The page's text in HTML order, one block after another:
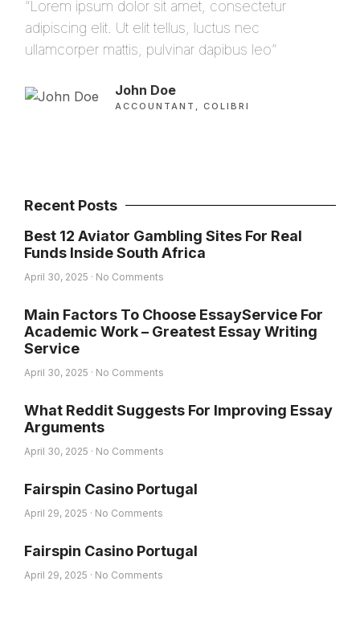
“Lorem ipsum dolor sit amet, consectetur
adipiscing elit. Ut elit tellus, luctus nec
ullamcorper mattis, pulvinar dapibus leo”
John Doe
ACCOUNTANT, COLIBRI
Recent Posts
Best 12 Aviator Gambling Sites For Real
Funds Inside South Africa
April 30, 2025 No Comments
Main Factors To Choose EssayService For
Academic Work – Greatest Essay Writing
Service
April 30, 2025 No Comments
What Reddit Suggests For Improving Essay
Arguments
April 30, 2025 No Comments
Fairspin Casino Portugal
April 29, 2025 No Comments
Fairspin Casino Portugal
April 29, 2025 No Comments